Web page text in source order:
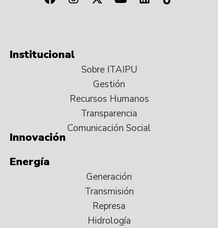
Institucional
Sobre ITAIPU
Gestión
Recursos Humanos
Transparencia
Comunicación Social
Innovación
Energía
Generación
Transmisión
Represa
Hidrología